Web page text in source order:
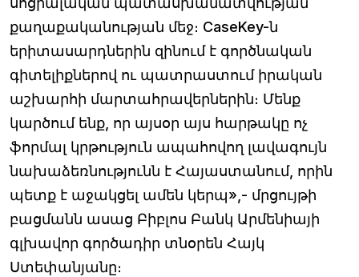
քաղաքականության մեջ։ CaseKey-ն
երիտասարդներին զինում է գործնական
գիտելիքներով ու պատրաստում իրական
աշխարհի մարտահրավերներին։ Մենք
կարծում ենք, որ այսօր այս հարթակը ոչ
ֆորմալ կրթություն ապահովող լավագույն
նախաձեռնությունն է Հայաստանում, որին
պետք է աջակցել ամեն կերպ»,- մրցույթի
բացմանն ասաց Բիբլոս Բանկ Արմենիայի
գլխավոր գործադիր տնօրեն Հայկ
Ստեփանյանը։